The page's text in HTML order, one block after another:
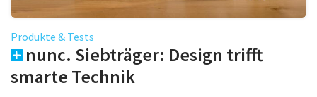
Produkte & Tests
nunc. Siebträger: Design trifft
smarte Technik